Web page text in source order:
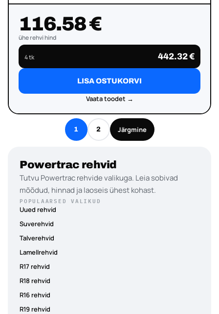
116.58 €
ühe rehvi hind
4 tk 442.32 €
LISA OSTUKORVI
Vaata toodet →
1 2 Järgmine
Powertrac rehvid
Tutvu Powertrac rehvide valikuga. Leia sobivad
mõõdud, hinnad ja laoseis ühest kohast.
POPULAARSED VALIKUD
Uued rehvid
Suverehvid
Talverehvid
Lamellrehvid
R17 rehvid
R18 rehvid
R16 rehvid
R19 rehvid